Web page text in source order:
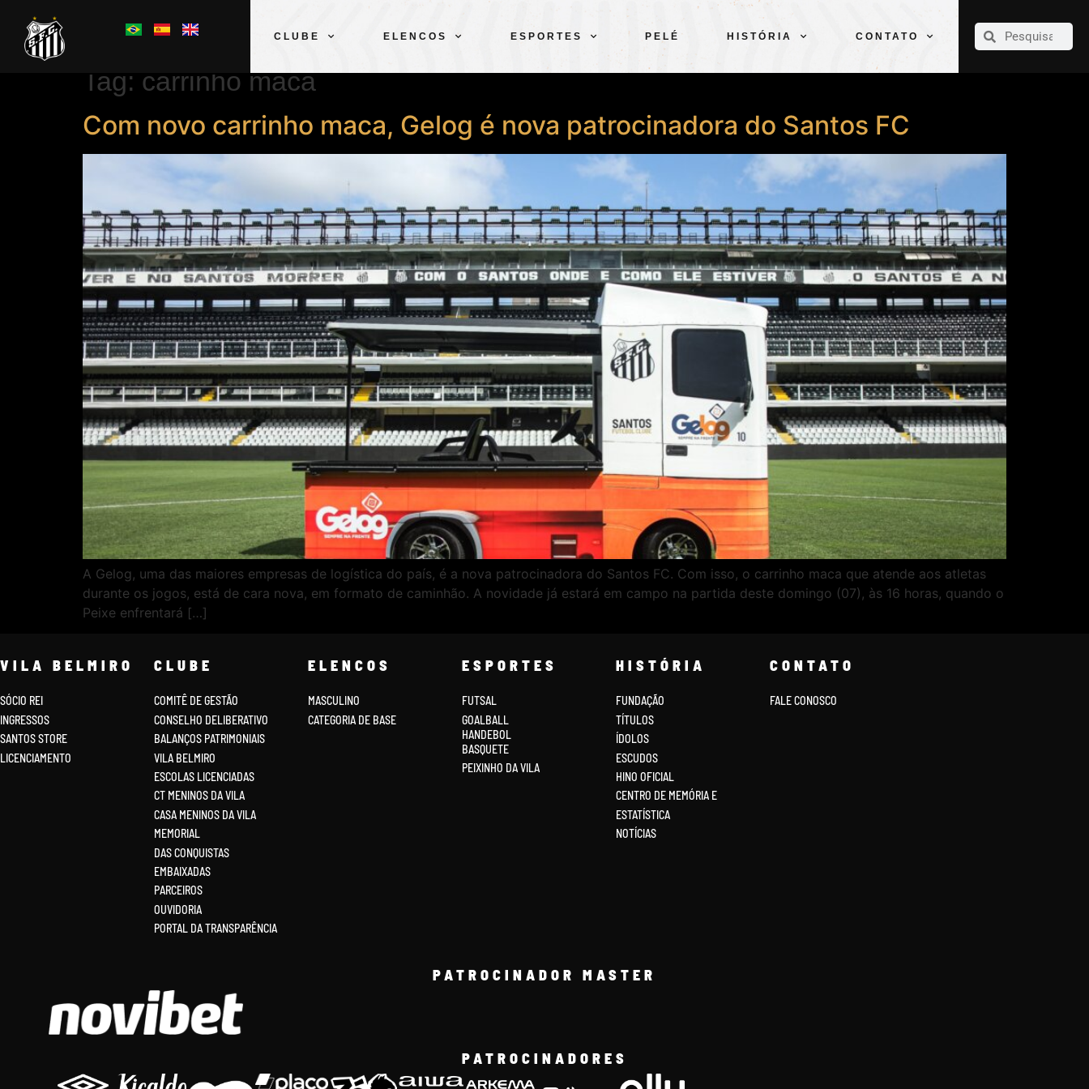
CLUBE ELENCOS ESPORTES PELÉ HISTÓRIA CONTATO
CLUBE
Tag: carrinho maca
Com novo carrinho maca, Gelog é nova patrocinadora do Santos FC
A Gelog, uma das maiores empresas de logística do país, é a nova patrocinadora do Santos FC. Com isso, o carrinho maca que atende aos atletas
durante os jogos, está de cara nova, em formato de caminhão. A novidade já estará em campo na partida deste domingo (07), às 16 horas, quando o
Peixe enfrentará […]
VILA BELMIRO
SÓCIO REI
INGRESSOS
SANTOS STORE
LICENCIAMENTO
CLUBE
COMITÊ DE GESTÃO
CONSELHO DELIBERATIVO
BALANÇOS PATRIMONIAIS
VILA BELMIRO
ESCOLAS LICENCIADAS
CT MENINOS DA VILA
CASA MENINOS DA VILA
MEMORIAL
DAS CONQUISTAS
EMBAIXADAS
PARCEIROS
OUVIDORIA
PORTAL DA TRANSPARÊNCIA
ELENCOS
MASCULINO
CATEGORIA DE BASE
ESPORTES
FUTSAL
GOALBALL
HANDEBOL
BASQUETE
PEIXINHO DA VILA
HISTÓRIA
FUNDAÇÃO
TÍTULOS
ÍDOLOS
ESCUDOS
HINO OFICIAL
CENTRO DE MEMÓRIA E
ESTATÍSTICA
NOTÍCIAS
CONTATO
FALE CONOSCO
PATROCINADOR MASTER
PATROCINADORES